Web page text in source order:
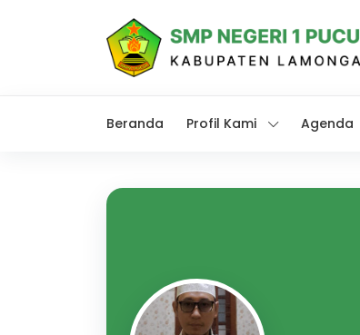
Beranda Profil Kami Agenda